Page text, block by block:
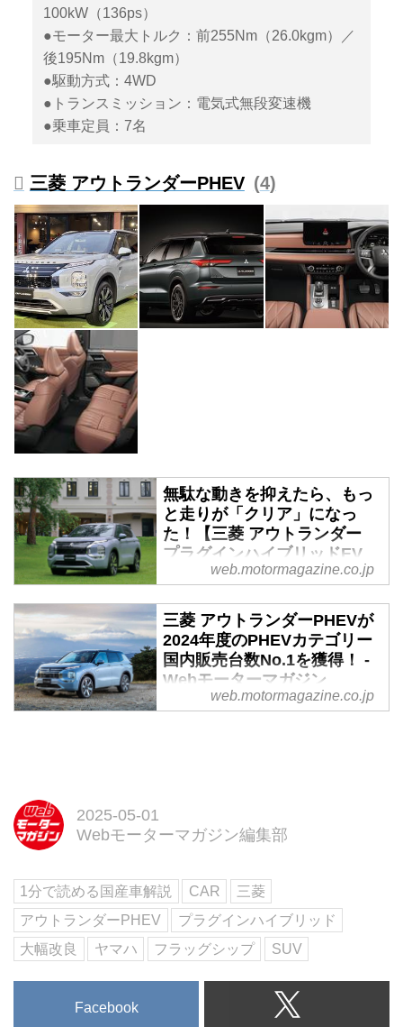
きたジャ...
100kW（136ps）
●モーター最大トルク：前255Nm（26.0kgm）／
後195Nm（19.8kgm）
●駆動方式：4WD
●トランスミッション：電気式無段変速機
●乗車定員：7名
三菱 アウトランダーPHEV 4
無駄な動きを抑えたら、もっ
と走りが「クリア」になっ
た！【三菱 アウトランダー
プラグインハイブリッドEV
試乗】 - Webモーターマガジ
2012年末に初代アウトランダー
PHEVが発表された時の衝撃は忘
れない。極めて画期的な機構や走
りに新時代の幕開けを感じた。21
年12月に現行型へモデルチェン
号）
web.motormagazine.co.jp
三菱 アウトランダーPHEVが
2024年度のPHEVカテゴリー
国内販売台数No.1を獲得！ -
Webモーターマガジン
2025年4月14日、三菱自動車工業
web.motormagazine.co.jp
2025-05-01
Webモーターマガジン編集部
1分で読める国産車解説 CAR
三菱
アウトランダーPHEV
プラグインハイブリッド
大幅改良
ヤマハ フラッグシップ SUV
Facebook